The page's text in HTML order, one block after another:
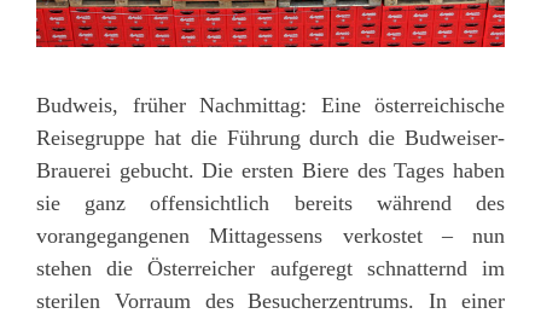
Budweis, früher Nachmittag: Eine österreichische
Reisegruppe hat die Führung durch die Budweiser-
Brauerei gebucht. Die ersten Biere des Tages haben
sie ganz offensichtlich bereits während des
vorangegangenen Mittagessens verkostet – nun
stehen die Österreicher aufgeregt schnatternd im
sterilen Vorraum des Besucherzentrums. In einer